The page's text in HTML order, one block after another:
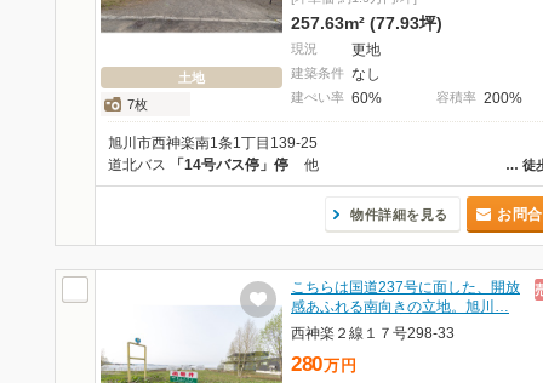
土地
7枚
257.63m² (77.93坪)
現況 更地
建築条件 なし
建ぺい率 60% 容積率 200%
旭川市西神楽南1条1丁目139-25
… 徒
道北バス 「14号バス停」停 他
物件詳細を見る お問
こちらは国道237号に面した、開放
感あふれる南向きの立地。旭川…
西神楽２線１７号298-33
280万 円